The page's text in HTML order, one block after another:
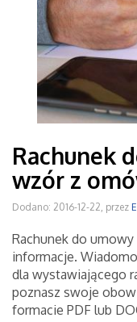
Rachunek
wzór z
Dodano: 2016-12-22, przez
Rachunek do
informacje.
dla wystawiającego
poznasz swoje
formacie PDF lub